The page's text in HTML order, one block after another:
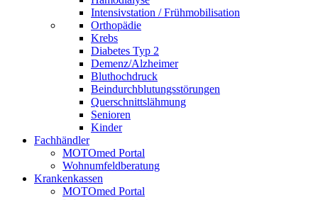
Intensivstation / Frühmobilisation
Orthopädie
Krebs
Diabetes Typ 2
Demenz/Alzheimer
Bluthochdruck
Beindurchblutungsstörungen
Querschnittslähmung
Senioren
Kinder
Fachhändler
MOTOmed Portal
Wohnumfeldberatung
Krankenkassen
MOTOmed Portal